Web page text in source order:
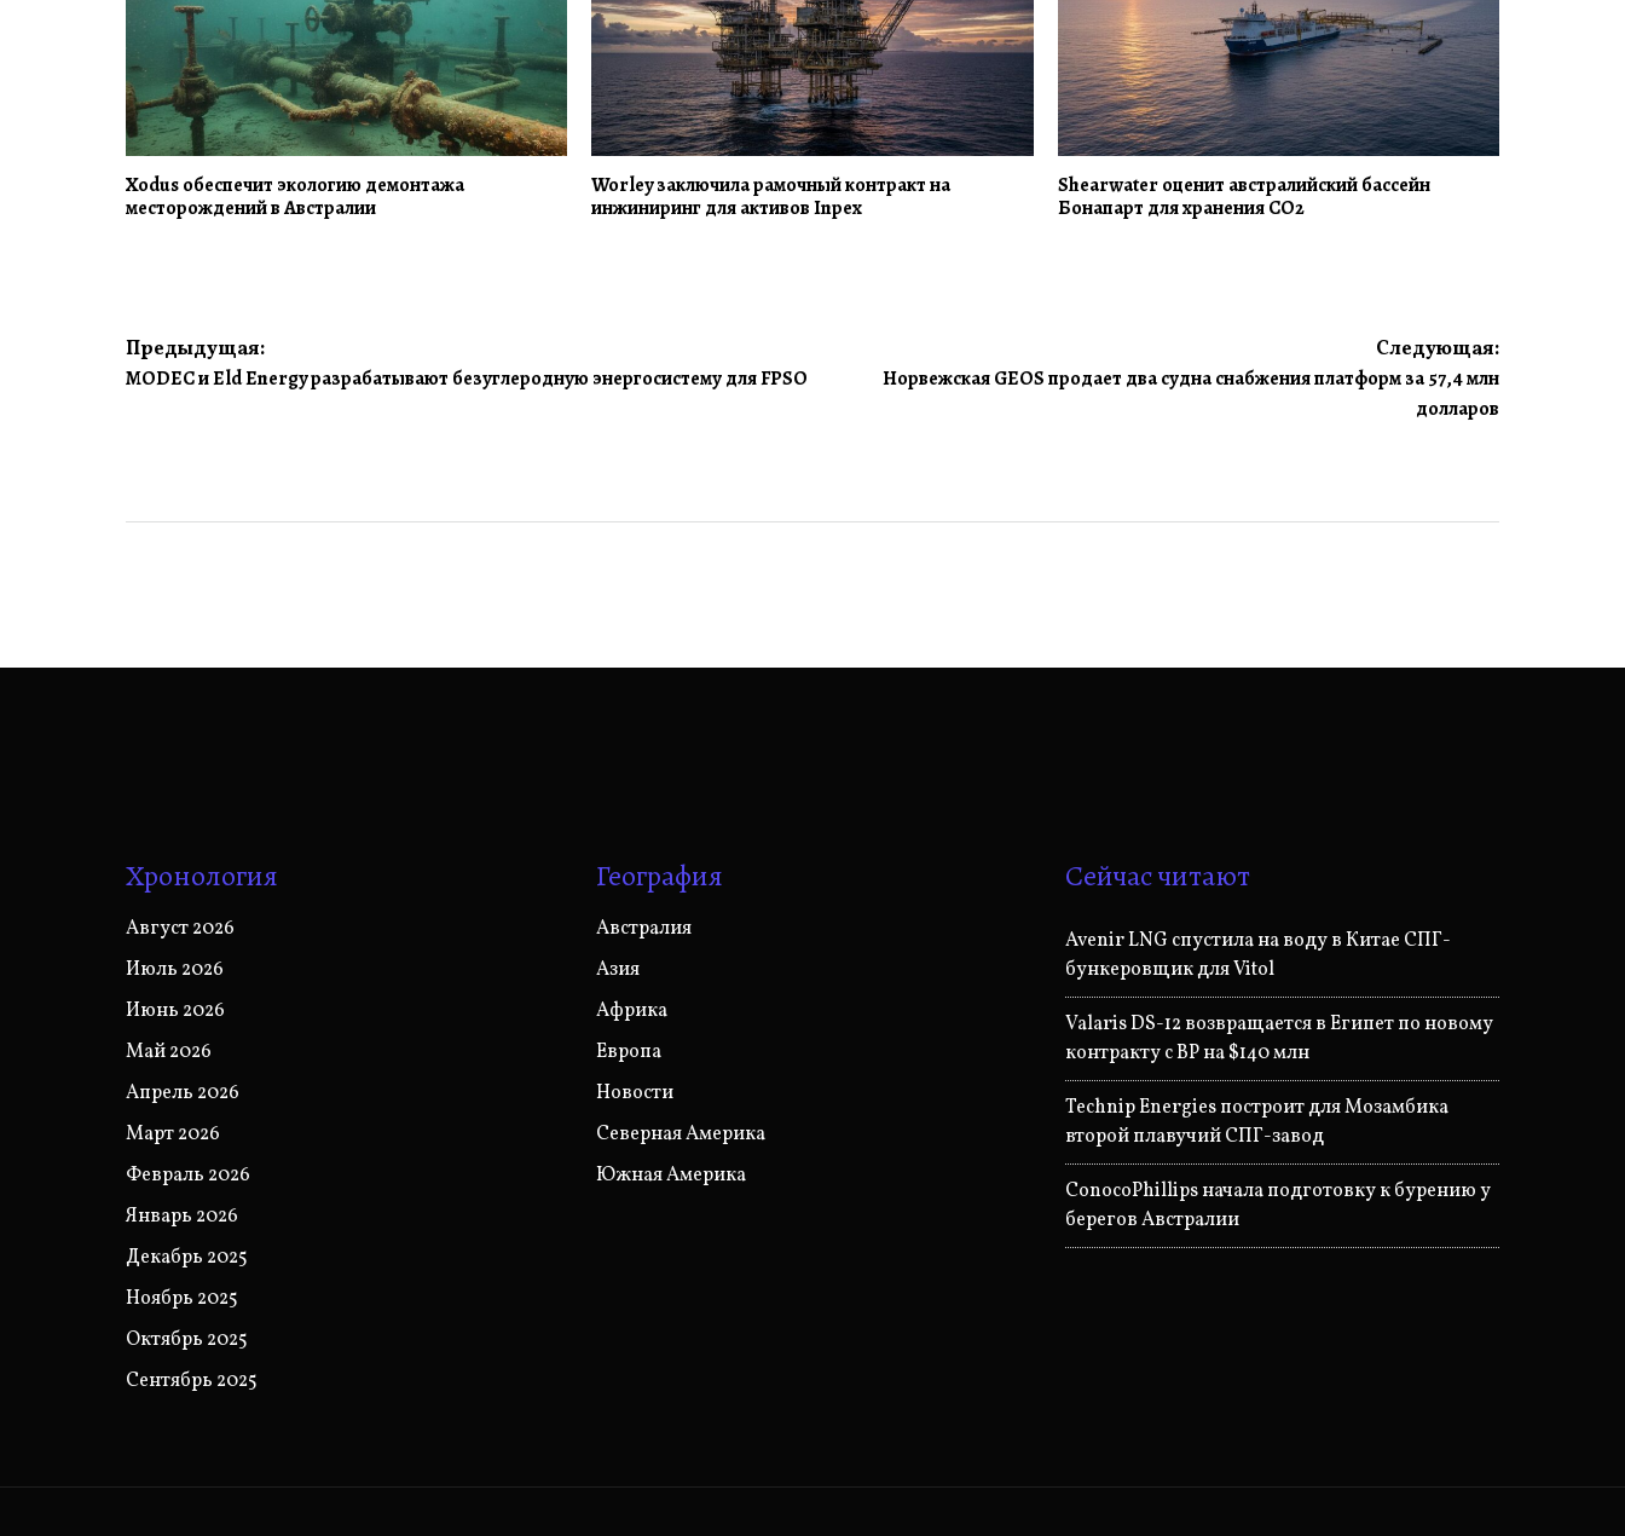
Xodus обеспечит экологию демонтажа
месторождений в Австралии
Worley заключила рамочный контракт на
инжиниринг для активов Inpex
Shearwater оценит австралийский бассейн
Бонапарт для хранения CO2
Навигация
Предыдущая:
MODEC и Eld Energy разрабатывают безуглеродную энергосистему для FPSO
Следующая:
Норвежская GEOS продает два судна снабжения платформ за 57,4 млн
долларов
Хронология
Август 2026
Июль 2026
Июнь 2026
Май 2026
Апрель 2026
Март 2026
Февраль 2026
Январь 2026
Декабрь 2025
Ноябрь 2025
Октябрь 2025
Сентябрь 2025
География
Австралия
Азия
Африка
Европа
Новости
Северная Америка
Южная Америка
Сейчас читают
Avenir LNG спустила на воду в Китае СПГ-
бункеровщик для Vitol
Valaris DS-12 возвращается в Египет по новому
контракту с BP на $140 млн
Technip Energies построит для Мозамбика
второй плавучий СПГ-завод
ConocoPhillips начала подготовку к бурению у
берегов Австралии